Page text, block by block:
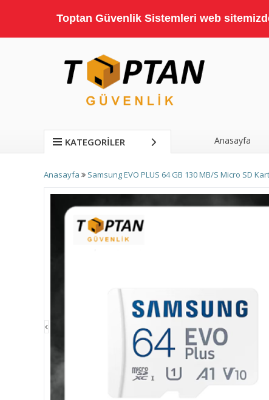
Toptan Güvenlik Sistemleri web
KATEGORILER Anasayfa
Anasayfa Samsung EVO PLUS 64 GB 130 MB/S Micro SD Kart